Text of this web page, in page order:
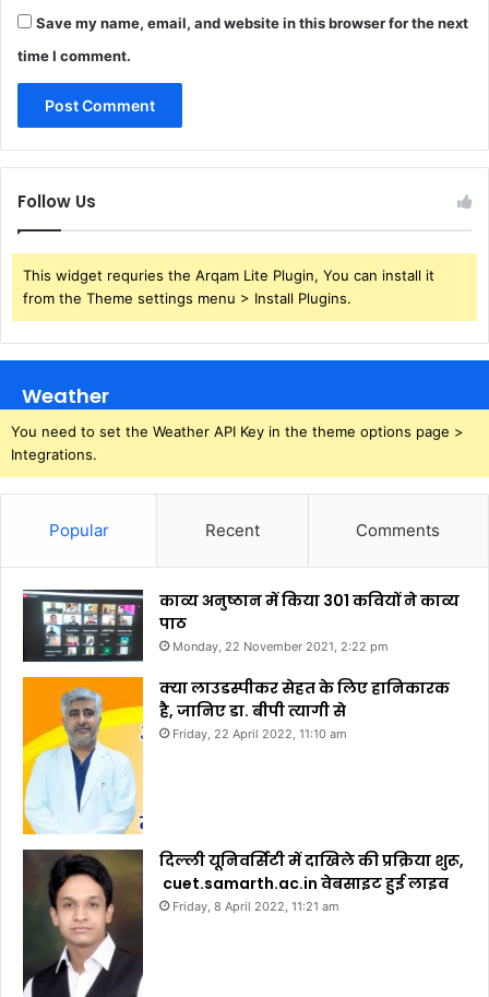
Save my name, email, and website in this browser for the next
time I comment.
Follow Us
This widget requries the Arqam Lite Plugin, You can install it
from the Theme settings menu > Install Plugins.
Weather
You need to set the Weather API Key in the theme options page >
Integrations.
Popular Recent Comments
काव्य अनुष्ठान में किया 301 कवियों ने काव्य
पाठ
Monday, 22 November 2021, 2:22 pm
क्या लाउडस्पीकर सेहत के लिए हानिकारक
है, जानिए डा. बीपी त्यागी से
Friday, 22 April 2022, 11:10 am
दिल्ली यूनिवर्सिटी में दाखिले की प्रक्रिया शुरू,
cuet.samarth.ac.in वेबसाइट हुई लाइव
Friday, 8 April 2022, 11:21 am